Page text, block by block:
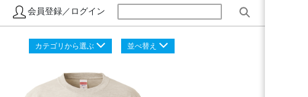
会員登録／ログイン
カテゴリから選ぶ 並べ替え